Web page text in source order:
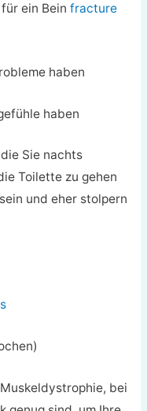
ein Bein fracture
haben
haben
Sie nachts
Toilette zu gehen
und eher stolpern
bei